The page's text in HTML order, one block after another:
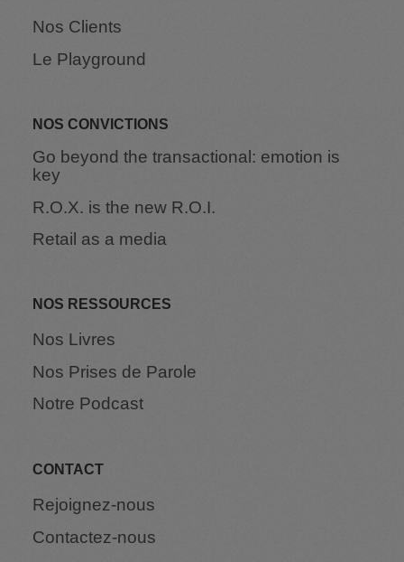
Nos Clients
Le Playground
NOS CONVICTIONS
Go beyond the transactional: emotion is
key
R.O.X. is the new R.O.I.
Retail as a media
NOS RESSOURCES
Nos Livres
Nos Prises de Parole
Notre Podcast
CONTACT
Rejoignez-nous
Contactez-nous